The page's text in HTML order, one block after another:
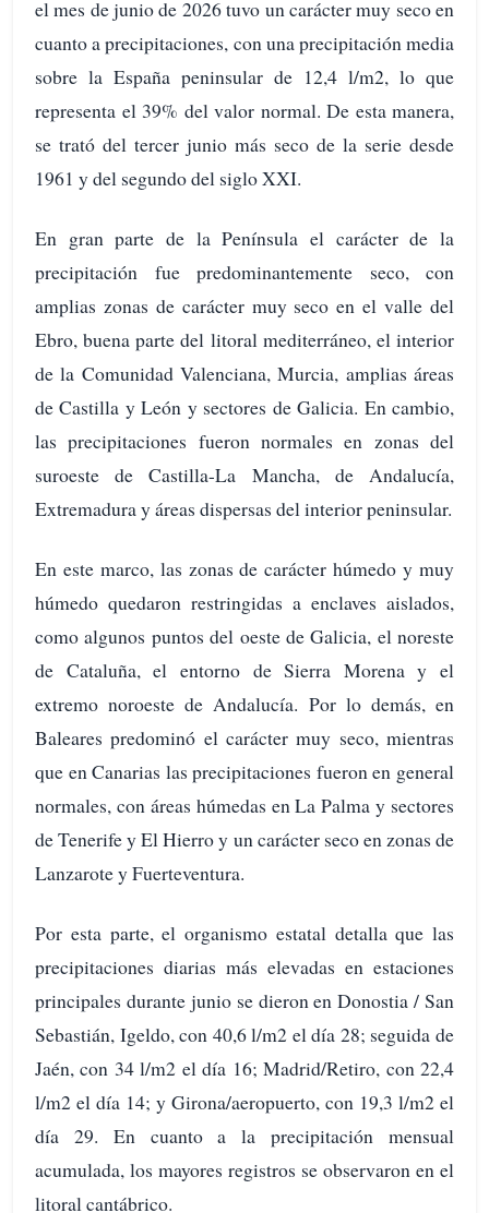
el mes de junio de 2026 tuvo un carácter muy seco en
cuanto a precipitaciones, con una precipitación media
sobre la España peninsular de 12,4 l/m2, lo que
representa el 39% del valor normal. De esta manera,
se trató del tercer junio más seco de la serie desde
1961 y del segundo del siglo XXI.
En gran parte de la Península el carácter de la
precipitación fue predominantemente seco, con
amplias zonas de carácter muy seco en el valle del
Ebro, buena parte del litoral mediterráneo, el interior
de la Comunidad Valenciana, Murcia, amplias áreas
de Castilla y León y sectores de Galicia. En cambio,
las precipitaciones fueron normales en zonas del
suroeste de Castilla-La Mancha, de Andalucía,
Extremadura y áreas dispersas del interior peninsular.
En este marco, las zonas de carácter húmedo y muy
húmedo quedaron restringidas a enclaves aislados,
como algunos puntos del oeste de Galicia, el noreste
de Cataluña, el entorno de Sierra Morena y el
extremo noroeste de Andalucía. Por lo demás, en
Baleares predominó el carácter muy seco, mientras
que en Canarias las precipitaciones fueron en general
normales, con áreas húmedas en La Palma y sectores
de Tenerife y El Hierro y un carácter seco en zonas de
Lanzarote y Fuerteventura.
Por esta parte, el organismo estatal detalla que las
precipitaciones diarias más elevadas en estaciones
principales durante junio se dieron en Donostia / San
Sebastián, Igeldo, con 40,6 l/m2 el día 28; seguida de
Jaén, con 34 l/m2 el día 16; Madrid/Retiro, con 22,4
l/m2 el día 14; y Girona/aeropuerto, con 19,3 l/m2 el
día 29. En cuanto a la precipitación mensual
acumulada, los mayores registros se observaron en el
litoral cantábrico.